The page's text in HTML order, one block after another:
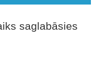
saglabāsies